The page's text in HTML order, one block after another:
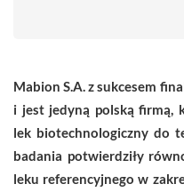
Mabion S.A. z sukcesem
i jest jedyną polską firmą,
lek biotechnologiczny do
badania potwierdziły
leku referencyjnego w